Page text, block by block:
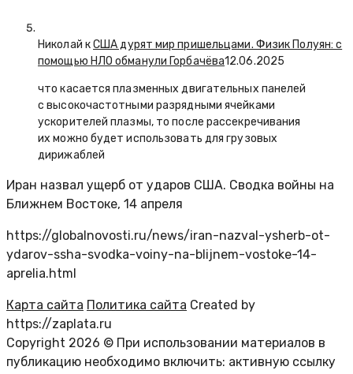
Николай кСША дурят мир пришельцами. Физик Полуян: с
помощью НЛО обманули Горбачёва12.06.2025
что касается плазменных двигательных панелей
с высокочастотными разрядными ячейками
ускорителей плазмы, то после рассекречивания
их можно будет использовать для грузовых
дирижаблей
Иран назвал ущерб от ударов США. Сводка войны на
Ближнем Востоке, 14 апреля
https://globalnovosti.ru/news/iran-nazval-ysherb-ot-
ydarov-ssha-svodka-voiny-na-blijnem-vostoke-14-
aprelia.html
Карта сайта Политика сайта Created by
https://zaplata.ru
Copyright 2026 © При использовании материалов в
публикацию необходимо включить: активную ссылку